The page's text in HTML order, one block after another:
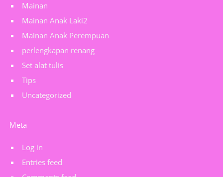
Mainan
Mainan Anak Laki2
Mainan Anak Perempuan
perlengkapan renang
Set alat tulis
Tips
Uncategorized
Meta
Log in
Entries feed